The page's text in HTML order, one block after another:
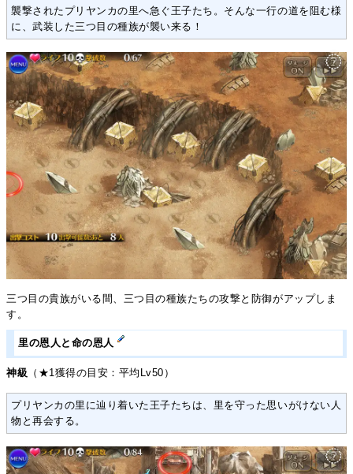
襲撃されたプリヤンカの里へ急ぐ王子たち。そんな一行の道を阻む様
に、武装した三つ目の種族が襲い来る！
三つ目の貴族がいる間、三つ目の種族たちの攻撃と防御がアップしま
す。
里の恩人と命の恩人
神級 （★1獲得の目安：平均Lv50）
プリヤンカの里に辿り着いた王子たちは、里を守った思いがけない人
物と再会する。